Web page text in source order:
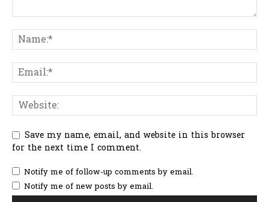
Save my name, email, and website in this browser
for the next time I comment.
Notify me of follow-up comments by email.
Notify me of new posts by email.